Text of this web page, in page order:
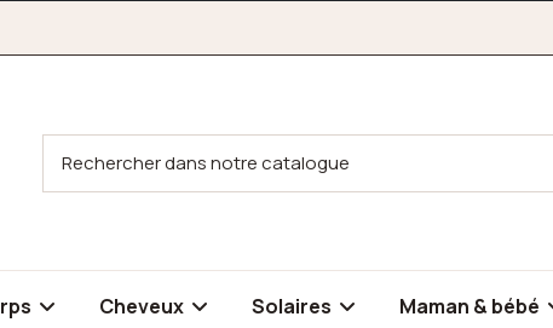
Cheveux Solaires Maman & bébé